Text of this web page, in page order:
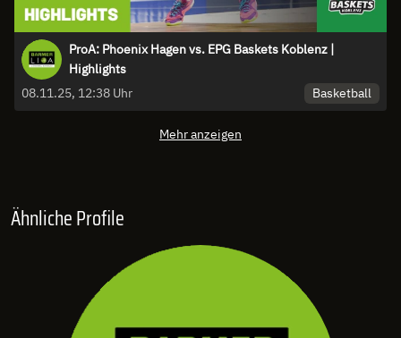
ProA: Phoenix Hagen vs. EPG Baskets Koblenz |
Highlights
08.11.25, 12:38 Uhr
Basketball
Mehr anzeigen
Ähnliche Profile